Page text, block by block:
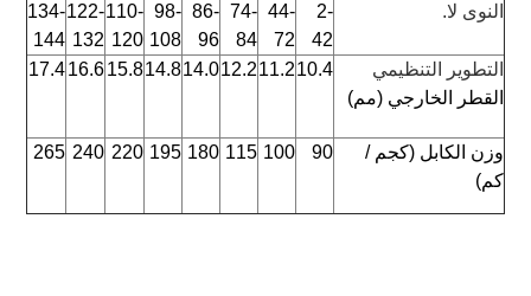
النوى لا.
2-
42
44-
72
74-
84
86-
96
98-
108
110-
120
122-
132
134-
144
التطوير التنظيمي
القطر الخارجي (مم)
10.4
11.2
12.2
14.0
14.8
15.8
16.6
17.4
وزن الكابل (كجم /
كم)
90
100
115
180
195
220
240
265